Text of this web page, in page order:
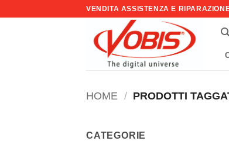
VENDITA ASSISTENZA E
HOME / PRODOTTI
CATEGORIE